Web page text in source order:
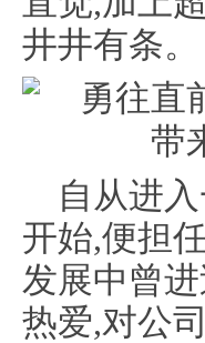
井井有条。
自从进
开始,便担
发展中曾
热爱,对公